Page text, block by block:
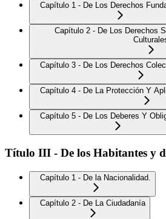
Capítulo 1 - De Los Derechos
Capítulo 2 - De Los Derechos
Capítulo 3 - De Los Derechos
Capítulo 4 - De La Protección Y
Capítulo 5 - De Los Deberes Y
Título III - De los Habitantes y
Capítulo 1 - De la Nacionalidad.
Capítulo 2 - De La Ciudadanía